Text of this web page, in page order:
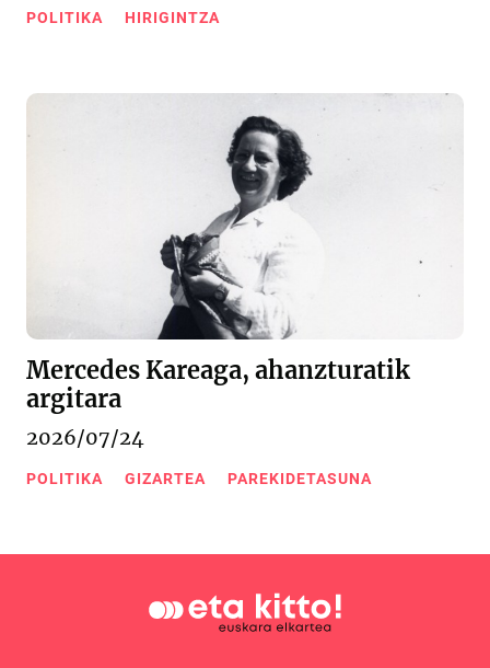
POLITIKA HIRIGINTZA
Mercedes Kareaga, ahanzturatik
argitara
2026/07/24
POLITIKA GIZARTEA PAREKIDETASUNA